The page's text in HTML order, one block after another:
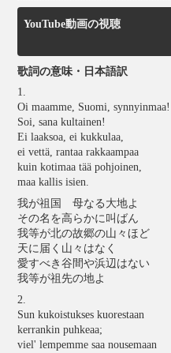
YouTube動画の視聴
歌詞の意味・日本語訳
1.
Oi maamme, Suomi, synnyinmaa!
Soi, sana kultainen!
Ei laaksoa, ei kukkulaa,
ei vettä, rantaa rakkaampaa
kuin kotimaa tää pohjoinen,
maa kallis isien.
我が祖国 母なる大地よ
その名を高らかに叫ばん
我等が北の故郷の山々ほど
天に届く山々はなく
愛すべき谷間や浜辺はない
我等が祖先の地よ
2.
Sun kukoistukses kuorestaan
kerrankin puhkeaa;
viel' lempemme saa nousemaan